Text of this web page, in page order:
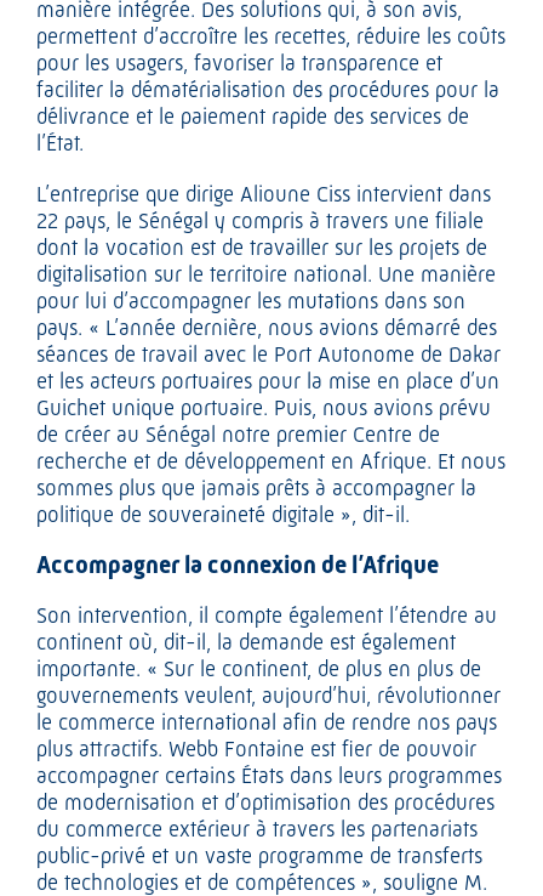
manière intégrée. Des solutions qui, à son avis,
permettent d’accroître les recettes, réduire les coûts
pour les usagers, favoriser la transparence et
faciliter la dématérialisation des procédures pour la
délivrance et le paiement rapide des services de
l’État.
L’entreprise que dirige Alioune Ciss intervient dans
22 pays, le Sénégal y compris à travers une filiale
dont la vocation est de travailler sur les projets de
digitalisation sur le territoire national. Une manière
pour lui d’accompagner les mutations dans son
pays. « L’année dernière, nous avions démarré des
séances de travail avec le Port Autonome de Dakar
et les acteurs portuaires pour la mise en place d’un
Guichet unique portuaire. Puis, nous avions prévu
de créer au Sénégal notre premier Centre de
recherche et de développement en Afrique. Et nous
sommes plus que jamais prêts à accompagner la
politique de souveraineté digitale », dit-il.
Accompagner la connexion de l’Afrique
Son intervention, il compte également l’étendre au
continent où, dit-il, la demande est également
importante. « Sur le continent, de plus en plus de
gouvernements veulent, aujourd’hui, révolutionner
le commerce international afin de rendre nos pays
plus attractifs. Webb Fontaine est fier de pouvoir
accompagner certains États dans leurs programmes
de modernisation et d’optimisation des procédures
du commerce extérieur à travers les partenariats
public-privé et un vaste programme de transferts
de technologies et de compétences », souligne M.